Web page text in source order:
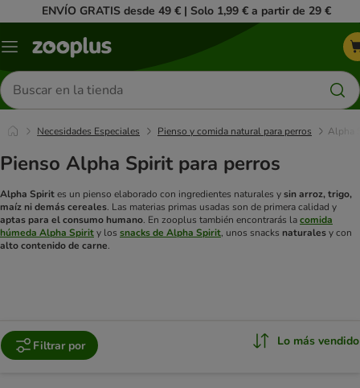
ENVÍO GRATIS desde 49 € | Solo 1,99 € a partir de 29 €
Menú
Buscar
productos
Necesidades Especiales Pienso y comida natural para perros Alpha
Pienso Alpha Spirit para perros
Alpha Spirites un pienso elaborado con ingredientes naturales ysin arroz, trigo,
maíz ni demás cereales. Las materias primas usadas son de primera calidad y
aptas para el consumo humano. En zooplus también encontrarás lacomida
húmeda Alpha Spirity los snacks de Alpha Spirit, unos snacks naturalesy con
alto contenido de carne.
Filtrar por Lo más vendido